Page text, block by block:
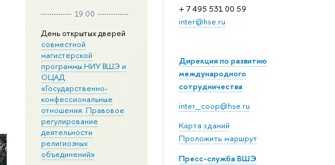
+ 7 495 531 00 59
inter@hse.ru
Дирекция по развитию
международного
сотрудничества
inter_coop@hse.ru
Карта зданий
Проложить маршрут
Пресс-служба ВШЭ
19:00
День открытых дверей
совместной
магистерской
программы НИУ ВШЭ и
ОЦАД
«Государственно-
конфессиональные
отношения. Правовое
регулирование
деятельности
религиозных
объединений»